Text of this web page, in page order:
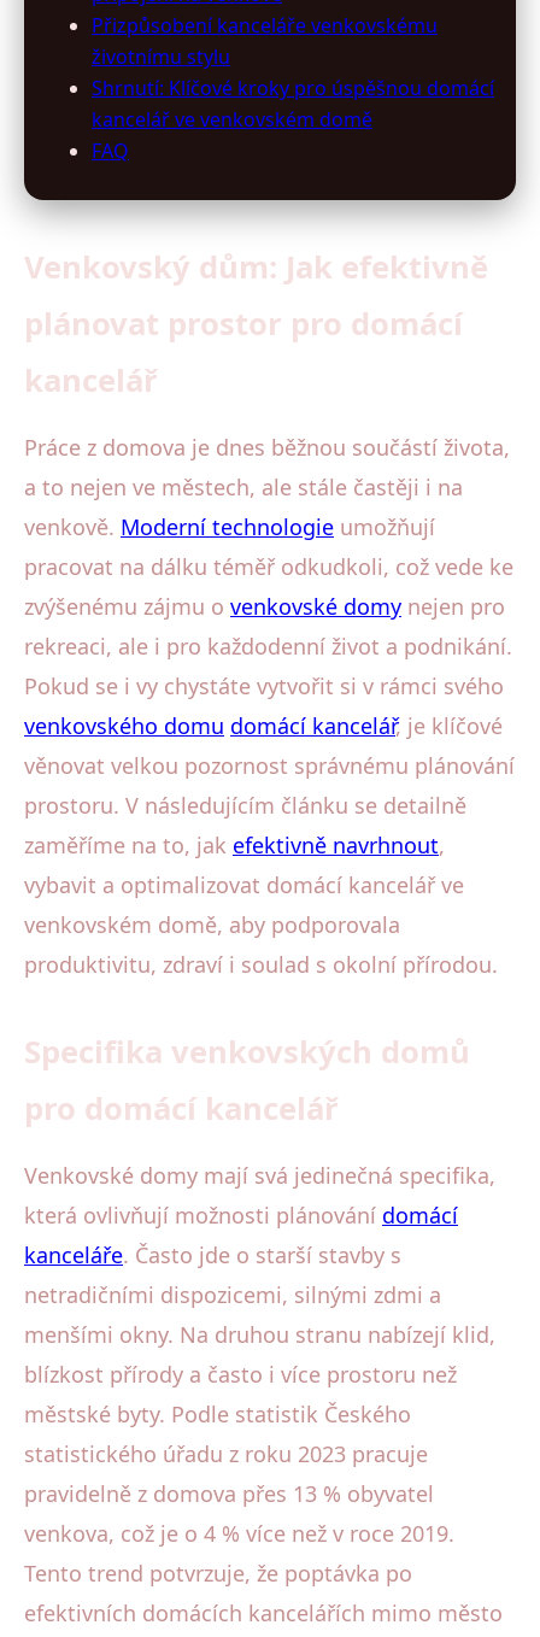
Přizpůsobení kanceláře venkovskému
životnímu stylu
Shrnutí: Klíčové kroky pro úspěšnou domácí
kancelář ve venkovském domě
FAQ
Venkovský dům: Jak efektivně
plánovat prostor pro domácí
kancelář
Práce z domova je dnes běžnou součástí života,
a to nejen ve městech, ale stále častěji i na
venkově. Moderní technologie umožňují
pracovat na dálku téměř odkudkoli, což vede ke
zvýšenému zájmu o venkovské domy nejen pro
rekreaci, ale i pro každodenní život a podnikání.
Pokud se i vy chystáte vytvořit si v rámci svého
venkovského domu domácí kancelář, je klíčové
věnovat velkou pozornost správnému plánování
prostoru. V následujícím článku se detailně
zaměříme na to, jak efektivně navrhnout,
vybavit a optimalizovat domácí kancelář ve
venkovském domě, aby podporovala
produktivitu, zdraví i soulad s okolní přírodou.
Specifika venkovských domů
pro domácí kancelář
Venkovské domy mají svá jedinečná specifika,
která ovlivňují možnosti plánování domácí
kanceláře. Často jde o starší stavby s
netradičními dispozicemi, silnými zdmi a
menšími okny. Na druhou stranu nabízejí klid,
blízkost přírody a často i více prostoru než
městské byty. Podle statistik Českého
statistického úřadu z roku 2023 pracuje
pravidelně z domova přes 13 % obyvatel
venkova, což je o 4 % více než v roce 2019.
Tento trend potvrzuje, že poptávka po
efektivních domácích kancelářích mimo město